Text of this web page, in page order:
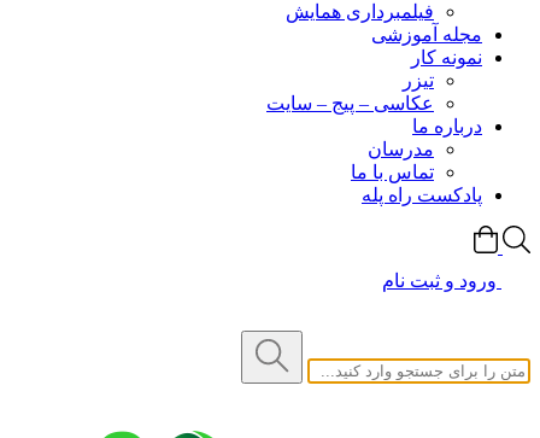
فیلمبرداری همایش
مجله آموزشی
نمونه کار
تیزر
عکاسی – پیج – سایت
درباره ما
مدرسان
تماس با ما
پادکست راه پله
ورود و ثبت نام